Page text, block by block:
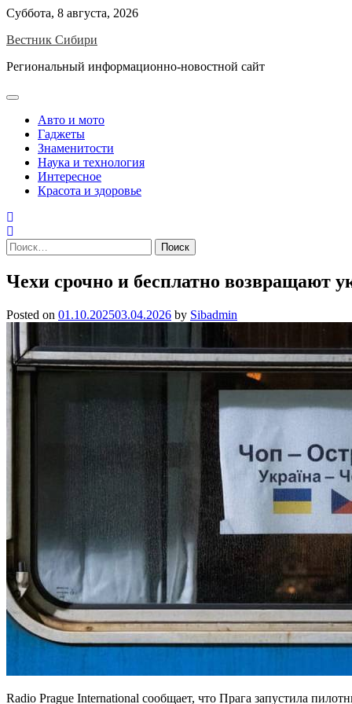
Skip
content
Суббота, 8 августа, 2026
Вестник Сибири
Региональный информационно-новостной сайт
Авто и мото
Гаджеты
Знаменитости
Наука и технология
Интересное
Красота и здоровье
Найти:
Чехи срочно и бесплатно возвращают
Posted on 01.10.202503.04.2026 by Sibadmin
Radio Prague International сообщает, что Прага запустила